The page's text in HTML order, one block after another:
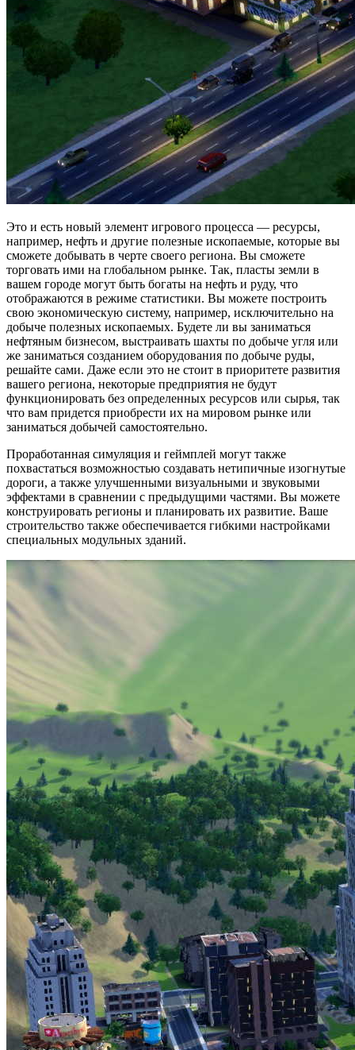
Это и есть новый элемент игрового процесса — ресурсы,
например, нефть и другие полезные ископаемые, которые вы
сможете добывать в черте своего региона. Вы сможете
торговать ими на глобальном рынке. Так, пласты земли в
вашем городе могут быть богаты на нефть и руду, что
отображаются в режиме статистики. Вы можете построить
свою экономическую систему, например, исключительно на
добыче полезных ископаемых. Будете ли вы заниматься
нефтяным бизнесом, выстраивать шахты по добыче угля или
же заниматься созданием оборудования по добыче руды,
решайте сами. Даже если это не стоит в приоритете развития
вашего региона, некоторые предприятия не будут
функционировать без определенных ресурсов или сырья, так
что вам придется приобрести их на мировом рынке или
заниматься добычей самостоятельно.
Проработанная симуляция и геймплей могут также
похвастаться возможностью создавать нетипичные изогнутые
дороги, а также улучшенными визуальными и звуковыми
эффектами в сравнении с предыдущими частями. Вы можете
конструировать регионы и планировать их развитие. Ваше
строительство также обеспечивается гибкими настройками
специальных модульных зданий.